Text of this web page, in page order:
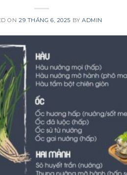
ON29 THÁNG 6, 2025 BYADMIN